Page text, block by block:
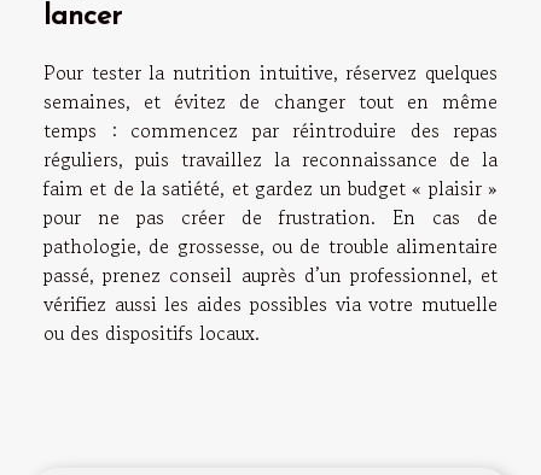
lancer
Pour tester la nutrition intuitive, réservez quelques
semaines, et évitez de changer tout en même
temps : commencez par réintroduire des repas
réguliers, puis travaillez la reconnaissance de la
faim et de la satiété, et gardez un budget « plaisir »
pour ne pas créer de frustration. En cas de
pathologie, de grossesse, ou de trouble alimentaire
passé, prenez conseil auprès d’un professionnel, et
vérifiez aussi les aides possibles via votre mutuelle
ou des dispositifs locaux.